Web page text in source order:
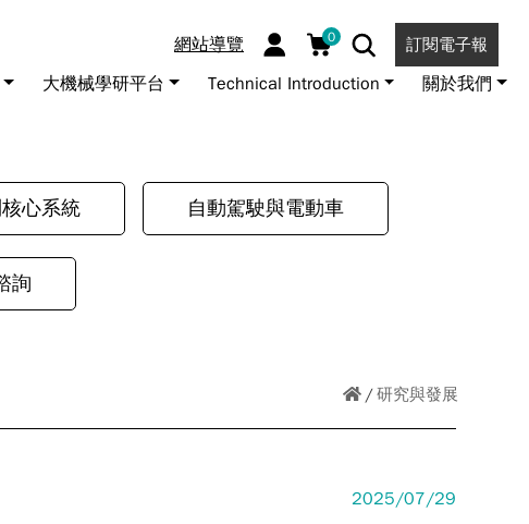
網站導覽 0 訂閱電子報
大機械學研平台 Technical Introduction 關於我們
心系統 自動駕駛與電動車
詢
研究與發展
2025/07/29